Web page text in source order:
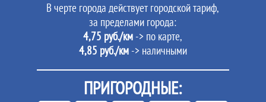
В черте города действует городской тариф,
за пределами города:
4,75 руб./км -> по карте,
4,85 руб./км-> наличными
ПРИГОРОДНЫЕ: